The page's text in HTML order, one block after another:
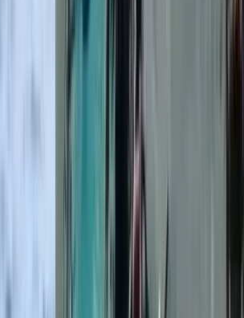
বরিশাল-ঢাকা মহাসড়কে
গাড়ি চলাচল